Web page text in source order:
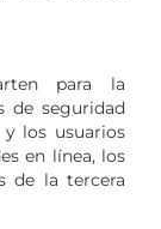
para la
de seguridad
los usuarios
en línea, los
de la tercera